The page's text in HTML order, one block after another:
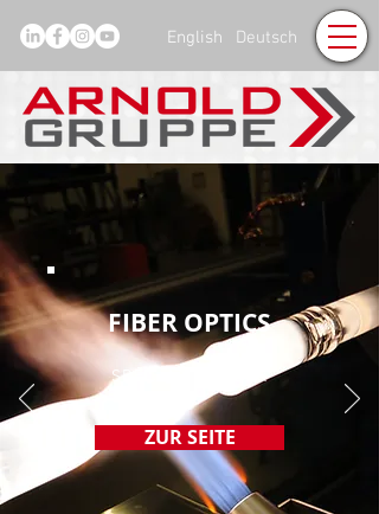
English Deutsch
FIBER OPTICS
SPECIALTY FIBER
ZUR SEITE